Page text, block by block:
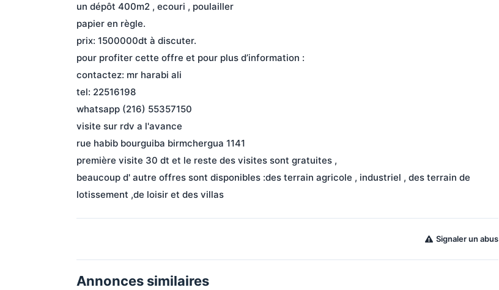
un dépôt 400m2 , ecouri , poulailler
papier en règle.
prix: 1500000dt à discuter.
pour profiter cette offre et pour plus d’information :
contactez: mr harabi ali
tel: 22516198
whatsapp (216) 55357150
visite sur rdv a l'avance
rue habib bourguiba birmchergua 1141
première visite 30 dt et le reste des visites sont gratuites ,
beaucoup d' autre offres sont disponibles :des terrain agricole , industriel , des terrain de
lotissement ,de loisir et des villas
Signaler un abus
Annonces similaires